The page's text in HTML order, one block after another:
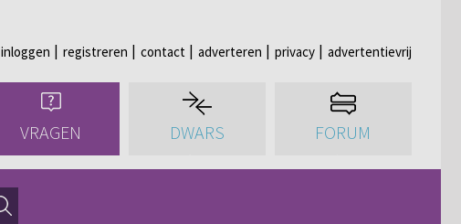
inloggen registreren contact adverteren privacy advertentievrij
VRAGEN DWARS FORUM